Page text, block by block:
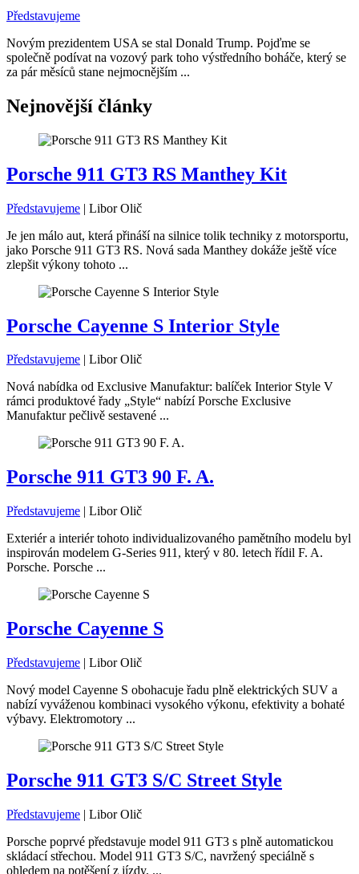
Představujeme
Novým prezidentem USA se stal Donald Trump. Pojďme se
společně podívat na vozový park toho výstředního boháče, který se
za pár měsíců stane nejmocnějším ...
Nejnovější články
Porsche 911 GT3 RS Manthey Kit
Představujeme | Libor Olič
Je jen málo aut, která přináší na silnice tolik techniky z motorsportu,
jako Porsche 911 GT3 RS. Nová sada Manthey dokáže ještě více
zlepšit výkony tohoto ...
Porsche Cayenne S Interior Style
Představujeme | Libor Olič
Nová nabídka od Exclusive Manufaktur: balíček Interior Style V
rámci produktové řady „Style“ nabízí Porsche Exclusive
Manufaktur pečlivě sestavené ...
Porsche 911 GT3 90 F. A.
Představujeme | Libor Olič
Exteriér a interiér tohoto individualizovaného pamětního modelu byl
inspirován modelem G-Series 911, který v 80. letech řídil F. A.
Porsche. Porsche ...
Porsche Cayenne S
Představujeme | Libor Olič
Nový model Cayenne S obohacuje řadu plně elektrických SUV a
nabízí vyváženou kombinaci vysokého výkonu, efektivity a bohaté
výbavy. Elektromotory ...
Porsche 911 GT3 S/C Street Style
Představujeme | Libor Olič
Porsche poprvé představuje model 911 GT3 s plně automatickou
skládací střechou. Model 911 GT3 S/C, navržený speciálně s
ohledem na potěšení z jízdy, ...